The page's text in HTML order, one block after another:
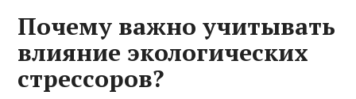
Почему важно учитывать
влияние экологических
стрессоров?